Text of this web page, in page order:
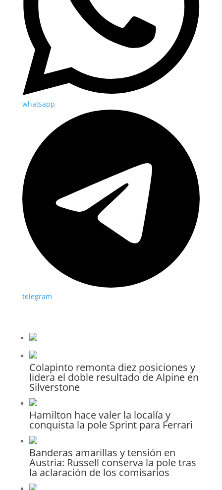
whatsapp
telegram
Colapinto remonta diez posiciones y
lidera el doble resultado de Alpine en
Silverstone
Hamilton hace valer la localía y
conquista la pole Sprint para Ferrari
Banderas amarillas y tensión en
Austria: Russell conserva la pole tras
la aclaración de los comisarios